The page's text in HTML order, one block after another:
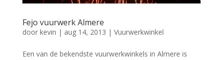
Fejo vuurwerk Almere
door kevin | aug 14, 2013 | Vuurwerkwinkel
Een van de bekendste vuurwerkwinkels in Almere is